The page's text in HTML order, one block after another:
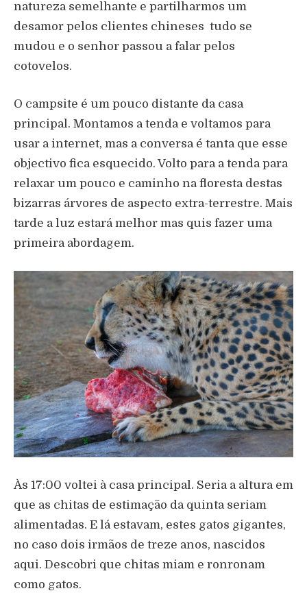
natureza semelhante e partilharmos um
desamor pelos clientes chineses tudo se
mudou e o senhor passou a falar pelos
cotovelos.
O campsite é um pouco distante da casa
principal. Montamos a tenda e voltamos para
usar a internet, mas a conversa é tanta que esse
objectivo fica esquecido. Volto para a tenda para
relaxar um pouco e caminho na floresta destas
bizarras árvores de aspecto extra-terrestre. Mais
tarde a luz estará melhor mas quis fazer uma
primeira abordagem.
Às 17:00 voltei à casa principal. Seria a altura em
que as chitas de estimação da quinta seriam
alimentadas. E l á estavam, estes gatos gigantes,
no caso dois irmãos de treze anos, nascidos
aqui. Descobri que chitas miam e ronronam
como gatos.